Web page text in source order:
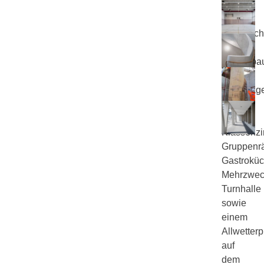
Neubau
eines
als
mit
und
12
Turnhalle
sowie
einem
auf
dem